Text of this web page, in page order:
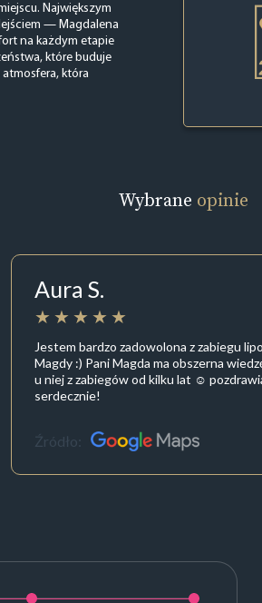
Największym
— Magdalena
na każdym etapie
które buduje
która
Wybrane opinie
Aura S.
Jestem bardzo zadowolona z zabiegu
Magdy :) Pani Magda ma obszerna
u niej z zabiegów od kilku lat ☺️
serdecznie!
Źródło: